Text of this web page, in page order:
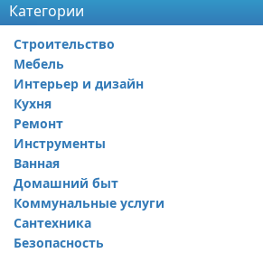
Категории
Строительство
Мебель
Интерьер и дизайн
Дизайн дачи
Дизайн квартиры
Кухня
Посуда
Ремонт
Ремонт дачи
Ремонт квартиры
Инструменты
Ванная
Домашний быт
Коммунальные услуги
Сантехника
Безопасность